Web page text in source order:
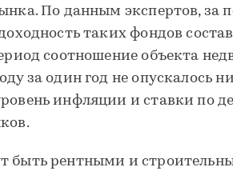
По данным экспертов, за
таких фондов
соотношение объекта
за один год не опускалось
инфляции и ставки по
быть рентными и